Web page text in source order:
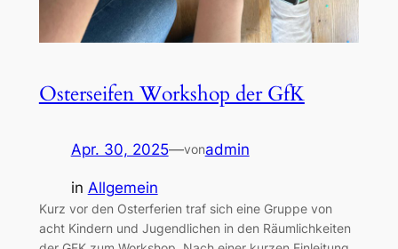
Osterseifen Workshop der GfK
Apr. 30, 2025—vonadmin
in Allgemein
Kurz vor den Osterferien traf sich eine Gruppe von
acht Kindern und Jugendlichen in den Räumlichkeiten